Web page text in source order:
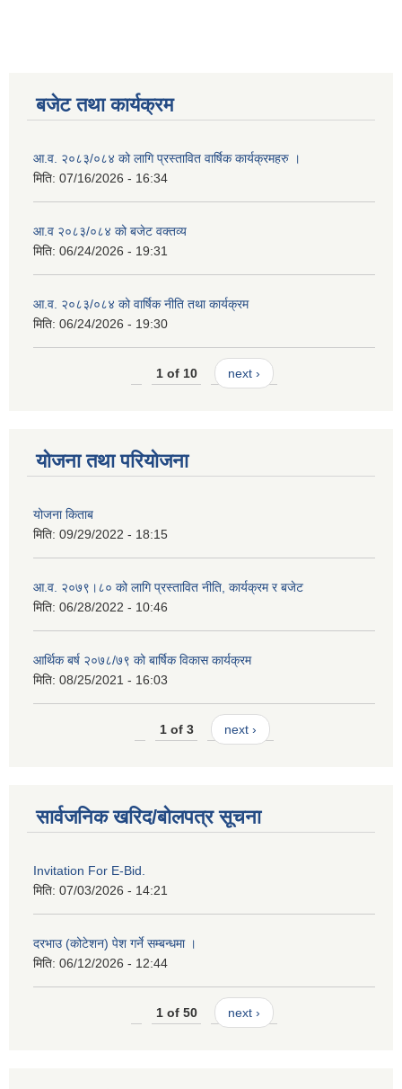
बजेट तथा कार्यक्रम
आ.व. २०८३/०८४ को लागि प्रस्तावित वार्षिक कार्यक्रमहरु ।
मिति: 07/16/2026 - 16:34
आ.व २०८३/०८४ को बजेट वक्तव्य
मिति: 06/24/2026 - 19:31
आ.व. २०८३/०८४ को वार्षिक नीति तथा कार्यक्रम
मिति: 06/24/2026 - 19:30
1 of 10 next ›
योजना तथा परियोजना
योजना किताब
मिति: 09/29/2022 - 18:15
आ.व. २०७९।८० को लागि प्रस्तावित नीति, कार्यक्रम र बजेट
मिति: 06/28/2022 - 10:46
आर्थिक बर्ष २०७८/७९ को बार्षिक विकास कार्यक्रम
मिति: 08/25/2021 - 16:03
1 of 3 next ›
सार्वजनिक खरिद/बोलपत्र सूचना
Invitation For E-Bid.
मिति: 07/03/2026 - 14:21
दरभाउ (कोटेशन) पेश गर्ने सम्बन्धमा ।
मिति: 06/12/2026 - 12:44
1 of 50 next ›